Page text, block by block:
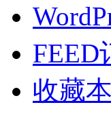
FEED
收藏